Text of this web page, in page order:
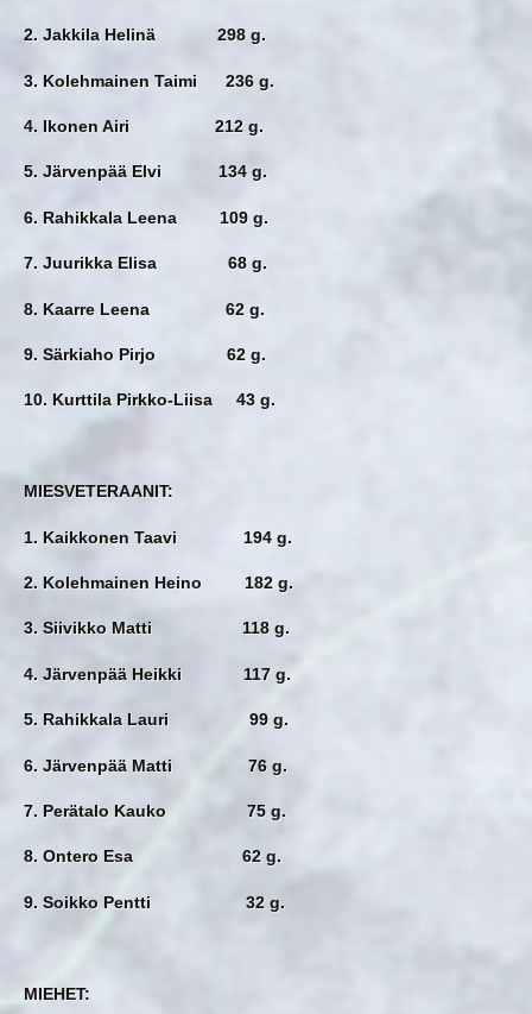
2. Jakkila Helinä 298 g.
3. Kolehmainen Taimi 236 g.
4. Ikonen Airi 212 g.
5. Järvenpää Elvi 134 g.
6. Rahikkala Leena 109 g.
7. Juurikka Elisa 68 g.
8. Kaarre Leena 62 g.
9. Särkiaho Pirjo 62 g.
10. Kurttila Pirkko-Liisa 43 g.
MIESVETERAANIT:
1. Kaikkonen Taavi 194 g.
2. Kolehmainen Heino 182 g.
3. Siivikko Matti 118 g.
4. Järvenpää Heikki 117 g.
5. Rahikkala Lauri 99 g.
6. Järvenpää Matti 76 g.
7. Perätalo Kauko 75 g.
8. Ontero Esa 62 g.
9. Soikko Pentti 32 g.
MIEHET: